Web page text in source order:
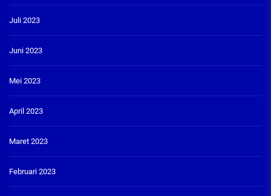
Juli 2023
Juni 2023
Mei 2023
April 2023
Maret 2023
Februari 2023